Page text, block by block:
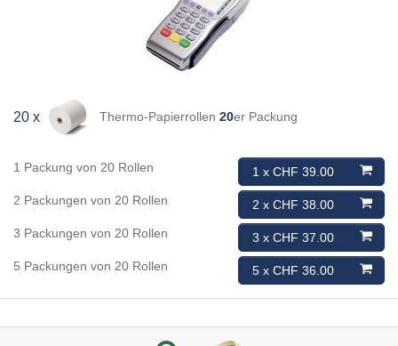
20 x Thermo-Papierrollen 20er Packung
1 x CHF 39.00
1 Packung von 20 Rollen
2 x CHF 38.00
2 Packungen von 20 Rollen
3 x CHF 37.00
3 Packungen von 20 Rollen
5 x CHF 36.00
5 Packungen von 20 Rollen